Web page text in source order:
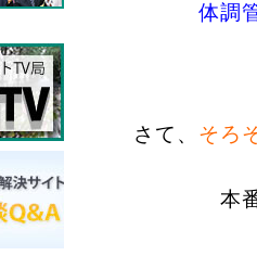
体調
さて、 そろ
本